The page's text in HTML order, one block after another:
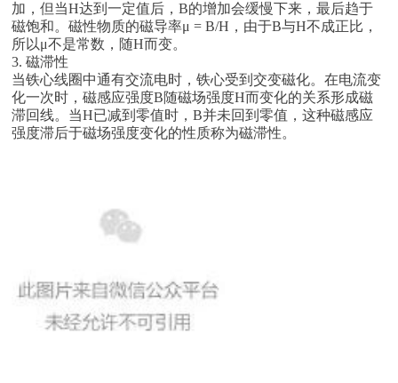
加，但当H达到一定值后，B的增加会缓慢下来，最后趋于
磁饱和。磁性物质的磁导率μ = B/H，由于B与H不成正比，
所以μ不是常数，随H而变。
3. 磁滞性
当铁心线圈中通有交流电时，铁心受到交变磁化。在电流变
化一次时，磁感应强度B随磁场强度H而变化的关系形成磁
滞回线。当H已减到零值时，B并未回到零值，这种磁感应
强度滞后于磁场强度变化的性质称为磁滞性。